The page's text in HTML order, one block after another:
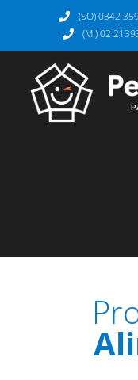
(SO) 0342
(MI) 02